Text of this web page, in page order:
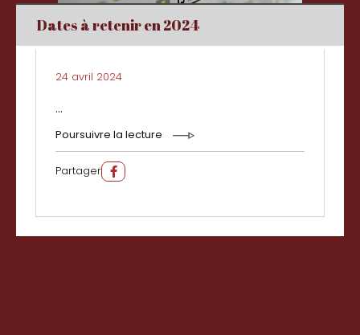
Dates à retenir en 2024
24 avril 2024
...
Poursuivre la lecture
Partager